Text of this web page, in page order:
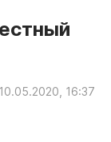
10.05.2020, 16:37